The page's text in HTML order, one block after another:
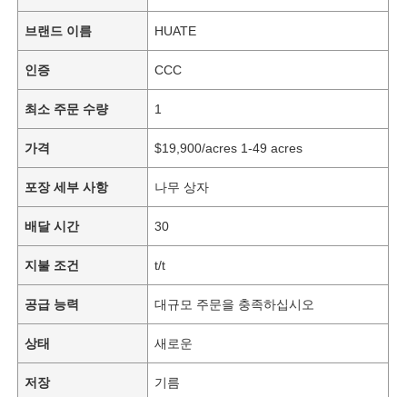
브랜드 이름 HUATE
인증 CCC
최소 주문 수량 1
가격 $19,900/acres 1-49 acres
포장 세부 사항 나무 상자
배달 시간 30
지불 조건 t/t
공급 능력 대규모 주문을 충족하십시오
상태 새로운
저장 기름